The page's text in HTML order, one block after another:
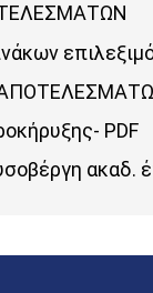
PDF
ακαδ.